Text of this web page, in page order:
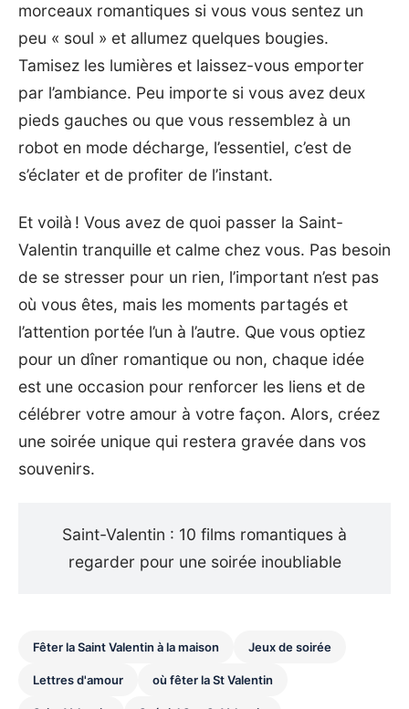
morceaux romantiques si vous vous sentez un
peu « soul » et allumez quelques bougies.
Tamisez les lumières et laissez-vous emporter
par l’ambiance. Peu importe si vous avez deux
pieds gauches ou que vous ressemblez à un
robot en mode décharge, l’essentiel, c’est de
s’éclater et de profiter de l’instant.
Et voilà ! Vous avez de quoi passer la Saint-
Valentin tranquille et calme chez vous. Pas besoin
de se stresser pour un rien, l’important n’est pas
où vous êtes, mais les moments partagés et
l’attention portée l’un à l’autre. Que vous optiez
pour un dîner romantique ou non, chaque idée
est une occasion pour renforcer les liens et de
célébrer votre amour à votre façon. Alors, créez
une soirée unique qui restera gravée dans vos
souvenirs.
Saint-Valentin : 10 films romantiques à
regarder pour une soirée inoubliable
Fêter la Saint Valentin à la maison Jeux de soirée
Lettres d'amour où fêter la St Valentin